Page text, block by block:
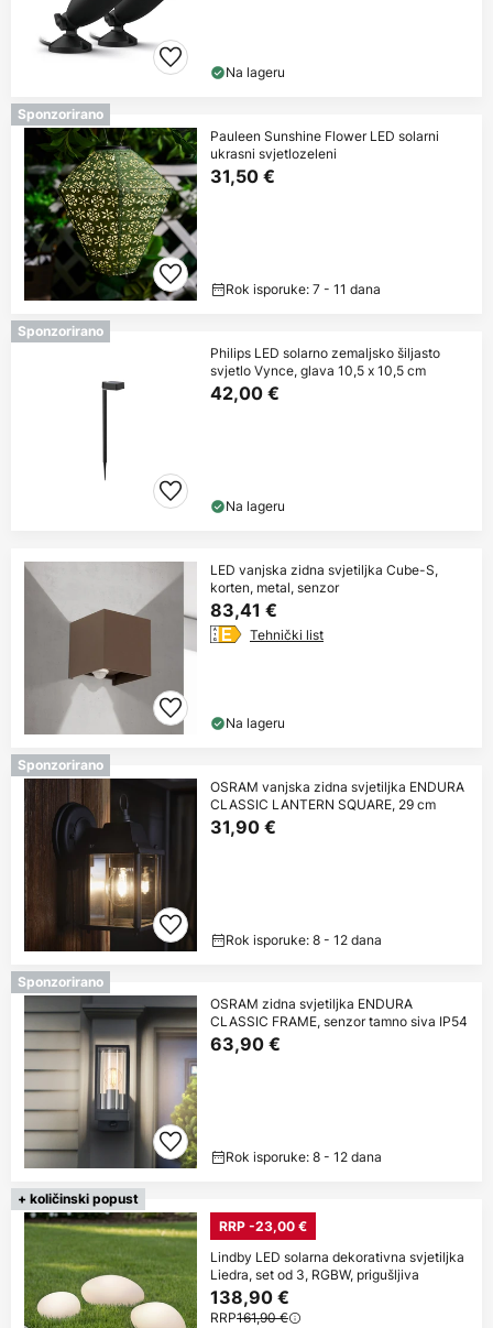
Na lageru
Sponzorirano
Pauleen Sunshine Flower LED solarni
ukrasni svjetlozeleni
31,50 €
Rok isporuke: 7 - 11 dana
Sponzorirano
Philips LED solarno zemaljsko šiljasto
svjetlo Vynce, glava 10,5 x 10,5 cm
42,00 €
Na lageru
LED vanjska zidna svjetiljka Cube-S,
korten, metal, senzor
83,41 €
Tehnički list
Na lageru
Sponzorirano
OSRAM vanjska zidna svjetiljka ENDURA
CLASSIC LANTERN SQUARE, 29 cm
31,90 €
Rok isporuke: 8 - 12 dana
Sponzorirano
OSRAM zidna svjetiljka ENDURA
CLASSIC FRAME, senzor tamno siva IP54
63,90 €
Rok isporuke: 8 - 12 dana
+ količinski popust
RRP -23,00 €
Lindby LED solarna dekorativna svjetiljka
Liedra, set od 3, RGBW, prigušljiva
138,90 €
RRP161,90 €